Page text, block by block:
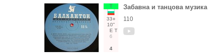
Т
33○
10"
Е Т
6
4
Забавна и танцова музика
110